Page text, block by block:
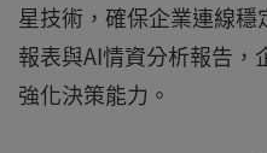
星技術，確保企業連線穩
報表與AI情資分析報告，
強化決策能力。